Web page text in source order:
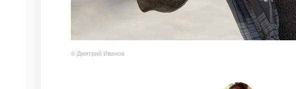
© Дмитрий Иванов